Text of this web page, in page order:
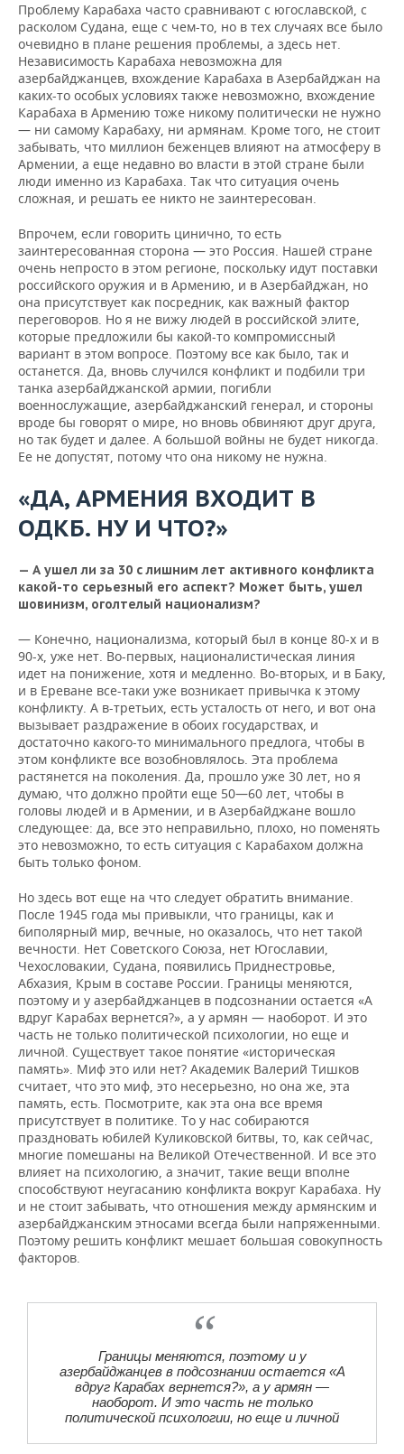
Проблему Карабаха часто сравнивают с югославской, с
расколом Судана, еще с чем-то, но в тех случаях все было
очевидно в плане решения проблемы, а здесь нет.
Независимость Карабаха невозможна для
азербайджанцев, вхождение Карабаха в Азербайджан на
каких-то особых условиях также невозможно, вхождение
Карабаха в Армению тоже никому политически не нужно
— ни самому Карабаху, ни армянам. Кроме того, не стоит
забывать, что миллион беженцев влияют на атмосферу в
Армении, а еще недавно во власти в этой стране были
люди именно из Карабаха. Так что ситуация очень
сложная, и решать ее никто не заинтересован.
Впрочем, если говорить цинично, то есть
заинтересованная сторона — это Россия. Нашей стране
очень непросто в этом регионе, поскольку идут поставки
российского оружия и в Армению, и в Азербайджан, но
она присутствует как посредник, как важный фактор
переговоров. Но я не вижу людей в российской элите,
которые предложили бы какой-то компромиссный
вариант в этом вопросе. Поэтому все как было, так и
останется. Да, вновь случился конфликт и подбили три
танка азербайджанской армии, погибли
военнослужащие, азербайджанский генерал, и стороны
вроде бы говорят о мире, но вновь обвиняют друг друга,
но так будет и далее. А большой войны не будет никогда.
Ее не допустят, потому что она никому не нужна.
«ДА, АРМЕНИЯ ВХОДИТ В
ОДКБ. НУ И ЧТО?»
— А ушел ли за 30 с лишним лет активного конфликта
какой-то серьезный его аспект? Может быть, ушел
шовинизм, оголтелый национализм?
— Конечно, национализма, который был в конце 80-х и в
90-х, уже нет. Во-первых, националистическая линия
идет на понижение, хотя и медленно. Во-вторых, и в Баку,
и в Ереване все-таки уже возникает привычка к этому
конфликту. А в-третьих, есть усталость от него, и вот она
вызывает раздражение в обоих государствах, и
достаточно какого-то минимального предлога, чтобы в
этом конфликте все возобновлялось. Эта проблема
растянется на поколения. Да, прошло уже 30 лет, но я
думаю, что должно пройти еще 50—60 лет, чтобы в
головы людей и в Армении, и в Азербайджане вошло
следующее: да, все это неправильно, плохо, но поменять
это невозможно, то есть ситуация с Карабахом должна
быть только фоном.
Но здесь вот еще на что следует обратить внимание.
После 1945 года мы привыкли, что границы, как и
биполярный мир, вечные, но оказалось, что нет такой
вечности. Нет Советского Союза, нет Югославии,
Чехословакии, Судана, появились Приднестровье,
Абхазия, Крым в составе России. Границы меняются,
поэтому и у азербайджанцев в подсознании остается «А
вдруг Карабах вернется?», а у армян — наоборот. И это
часть не только политической психологии, но еще и
личной. Существует такое понятие «историческая
память». Миф это или нет? Академик Валерий Тишков
считает, что это миф, это несерьезно, но она же, эта
память, есть. Посмотрите, как эта она все время
присутствует в политике. То у нас собираются
праздновать юбилей Куликовской битвы, то, как сейчас,
многие помешаны на Великой Отечественной. И все это
влияет на психологию, а значит, такие вещи вполне
способствуют неугасанию конфликта вокруг Карабаха. Ну
и не стоит забывать, что отношения между армянским и
азербайджанским этносами всегда были напряженными.
Поэтому решить конфликт мешает большая совокупность
факторов.
Границы меняются, поэтому и у
азербайджанцев в подсознании остается «А
вдруг Карабах вернется?», а у армян —
наоборот. И это часть не только
политической психологии, но еще и личной